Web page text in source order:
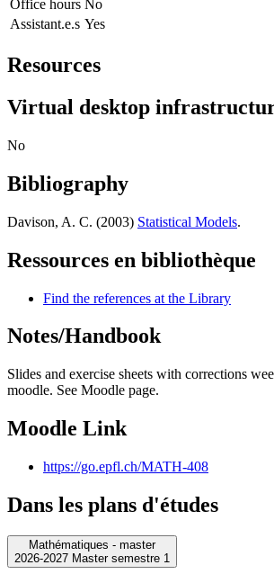
Office hours No
Assistant.e.s Yes
Resources
Virtual desktop
No
Bibliography
Davison, A. C. (2003) Statistical Models.
Ressources en bibliothèque
Find the references at the Library
Notes/Handbook
Slides and exercise sheets with corrections
moodle. See Moodle page.
Moodle Link
https://go.epfl.ch/MATH-408
Dans les plans d'études
Mathématiques - master
2026-2027 Master semestre 1